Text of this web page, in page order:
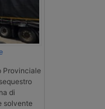
Provinciale
di
solvente